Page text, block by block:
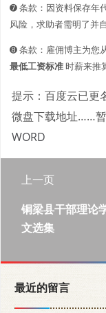
➐ 条款：因资料保存年
风险，求助者需明了并
➑ 条款：雇佣博主为您
最低工资标准时薪来推
提示：百度云已更
微盘下载地址……暂
WORD
上一页
铜梁县干部理论
文选集
最近的留言